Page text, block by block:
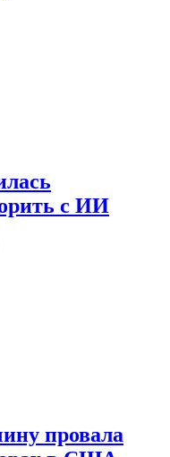
с ИИ
провала